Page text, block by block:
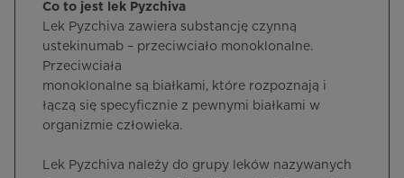
Co to jest lek Pyzchiva
Lek Pyzchiva zawiera substancję czynną
ustekinumab – przeciwciało monoklonalne.
Przeciwciała
monoklonalne są białkami, które rozpoznają i
łączą się specyficznie z pewnymi białkami w
organizmie człowieka.
Lek Pyzchiva należy do grupy leków nazywanych